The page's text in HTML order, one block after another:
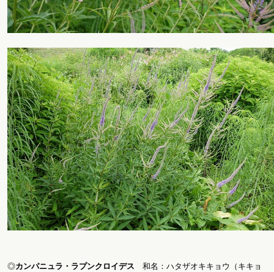
◎カンパニュラ・ラプンクロイデス 和名：ハタザオキキョウ（キキョ